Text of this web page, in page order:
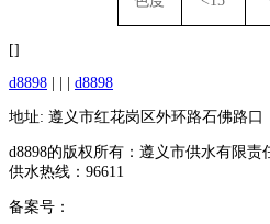
[]
d8898 | | | d8898
地址: 遵义市红花岗区外环路石佛路口
d8898的版权所有：遵义市供水有限责
供水热线：96611
备案号：